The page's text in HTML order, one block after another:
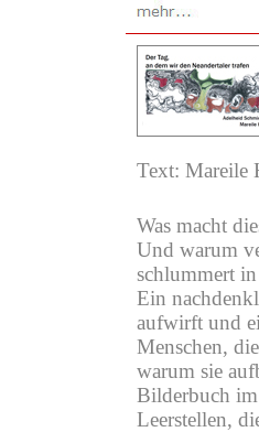
Text: Mareile
Was macht
Und warum
schlummert
Ein
aufwirft und
Menschen,
warum sie
Bilderbuch im
Leerstellen,